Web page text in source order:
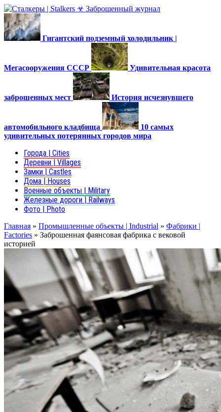
Гигантский подземный холодильник |
Мегасооружения СССР Удивительная красота
заброшенных мест История исчезнувшего
автомобильного кладбища
10 самых
удивительных потерянных городов мира
Города | Cities
Деревни | Villages
Замки | Castles
Дома | Houses
Военные объекты | Military
Железные дороги | Railways
Фото | Photo
Главная » Промышленные объекты | Industrial » Фабрики |
Factories » Заброшенная фаянсовая фабрика с вековой
историей